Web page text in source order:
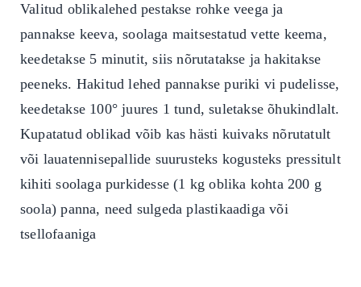
Valitud oblikalehed pestakse rohke veega ja
pannakse keeva, soolaga maitsestatud vette keema,
keedetakse 5 minutit, siis nõrutatakse ja hakitakse
peeneks. Hakitud lehed pannakse puriki vi pudelisse,
keedetakse 100° juures 1 tund, suletakse õhukindlalt.
Kupatatud oblikad võib kas hästi kuivaks nõrutatult
või lauatennisepallide suurusteks kogusteks pressitult
kihiti soolaga purkidesse (1 kg oblika kohta 200 g
soola) panna, need sulgeda plastikaadiga või
tsellofaaniga